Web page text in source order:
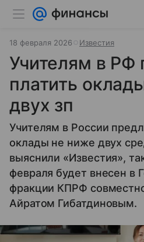
18 февраля 2026 Известия
Учителям в РФ
платить
двух зп
Учителям в России
оклады не ниже двух
выяснили «Известия»,
февраля будет внесен в
фракции КПРФ
Айратом Гибатдиновым.